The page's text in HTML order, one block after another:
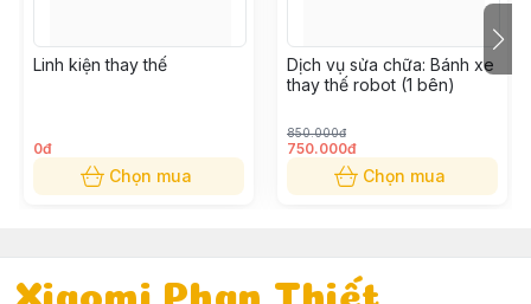
Linh kiện thay thế
0đ
Chọn mua
Dịch vụ sửa chữa: Bánh xe
thay thế robot (1 bên)
850.000đ
750.000đ
Chọn mua
Xiaomi Phan Thiết